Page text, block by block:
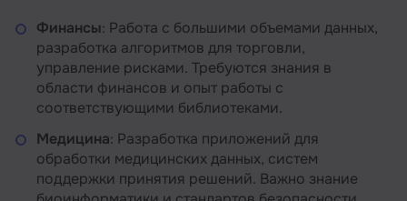
Финансы: Работа с большими объемами данных,
разработка алгоритмов для торговли,
управление рисками. Требуются знания в
области финансов и опыт работы с
соответствующими библиотеками.
Медицина: Разработка приложений для
обработки медицинских данных, систем
поддержки принятия решений. Важно знание